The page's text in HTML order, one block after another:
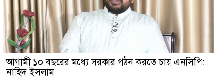
আগামী ১০ বছরের মধ্যে সরকার গঠন করতে চায় এনসিপি:
নাহিদ ইসলাম